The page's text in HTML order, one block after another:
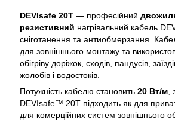
DEVIsafe 20T — професійний
резистивний нагрівальний кабель
сніготанення та антиобмерзання.
для зовнішнього монтажу та
обігріву доріжок, сходів, пандусів,
жолобів і водостоків.
Потужність кабелю становить 20 Вт/м
DEVIsafe™ 20T підходить як для
для комерційних систем зовнішнього